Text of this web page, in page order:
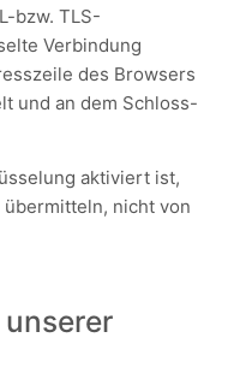
bzw. TLS-
Verbindung
des Browsers
und an dem Schloss-
aktiviert ist,
übermitteln, nicht von